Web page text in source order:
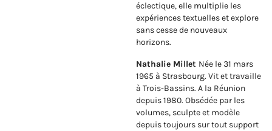
éclectique, elle multiplie les
expériences textuelles et explore
sans cesse de nouveaux
horizons.
Nathalie Millet Née le 31 mars
1965 à Strasbourg. Vit et travaille
à Trois-Bassins. A la Réunion
depuis 1980. Obsédée par les
volumes, sculpte et modèle
depuis toujours sur tout support